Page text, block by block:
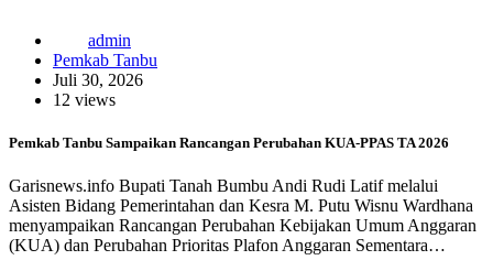
admin
Pemkab Tanbu
Juli 30, 2026
12 views
Pemkab Tanbu Sampaikan Rancangan Perubahan KUA-PPAS TA 2026
Garisnews.info Bupati Tanah Bumbu Andi Rudi Latif melalui
Asisten Bidang Pemerintahan dan Kesra M. Putu Wisnu Wardhana
menyampaikan Rancangan Perubahan Kebijakan Umum Anggaran
(KUA) dan Perubahan Prioritas Plafon Anggaran Sementara…